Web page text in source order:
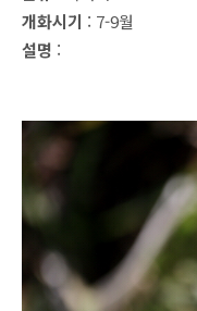
개화시기 : 7-9월
설명 :